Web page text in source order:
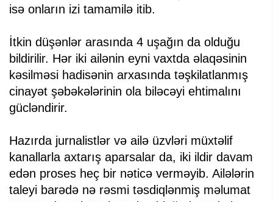
isə onların izi tamamilə itib.
İtkin düşənlər arasında 4 uşağın da olduğu
bildirilir. Hər iki ailənin eyni vaxtda əlaqəsinin
kəsilməsi hadisənin arxasında təşkilatlanmış
cinayət şəbəkələrinin ola biləcəyi ehtimalını
gücləndirir.
Hazırda jurnalistlər və ailə üzvləri müxtəlif
kanallarla axtarış aparsalar da, iki ildir davam
edən proses heç bir nəticə verməyib. Ailələrin
taleyi barədə nə rəsmi təsdiqlənmiş məlumat